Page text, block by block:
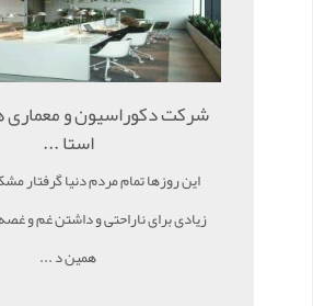
شرکت دکوراسیون و معماری
استا ...
این روزها تمام مردم دنیا گرفتار
زیادی برای ناراحتی و داشتن غم و
همین د ...